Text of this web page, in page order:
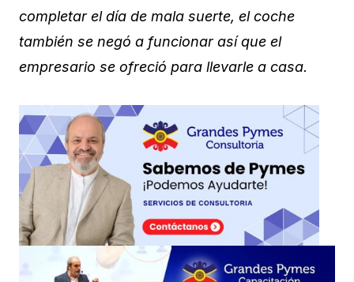
completar el día de mala suerte, el coche
también se negó a funcionar así que el
empresario se ofreció para llevarle a casa.